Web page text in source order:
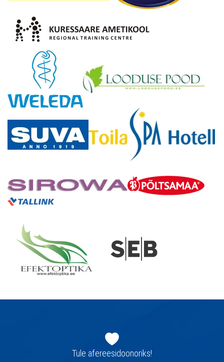
navigatsioonTule afereesidoonoriks!